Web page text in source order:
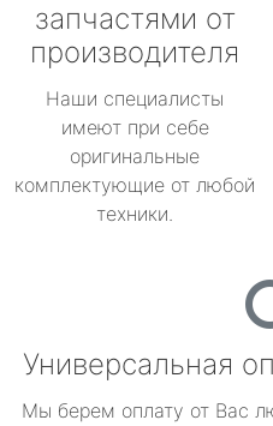
запчастями от
производителя
Наши специалисты
имеют при себе
оригинальные
комплектующие от любой
техники.
Универсальная
Мы берем оплату от Вас